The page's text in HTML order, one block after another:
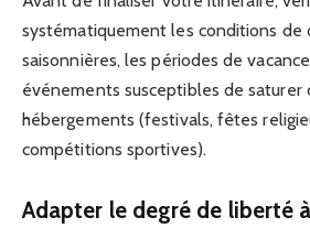
systématiquement les conditions de
saisonnières, les périodes de
événements susceptibles de saturer
hébergements (festivals, fêtes
compétitions sportives).
Adapter le degré de liberté